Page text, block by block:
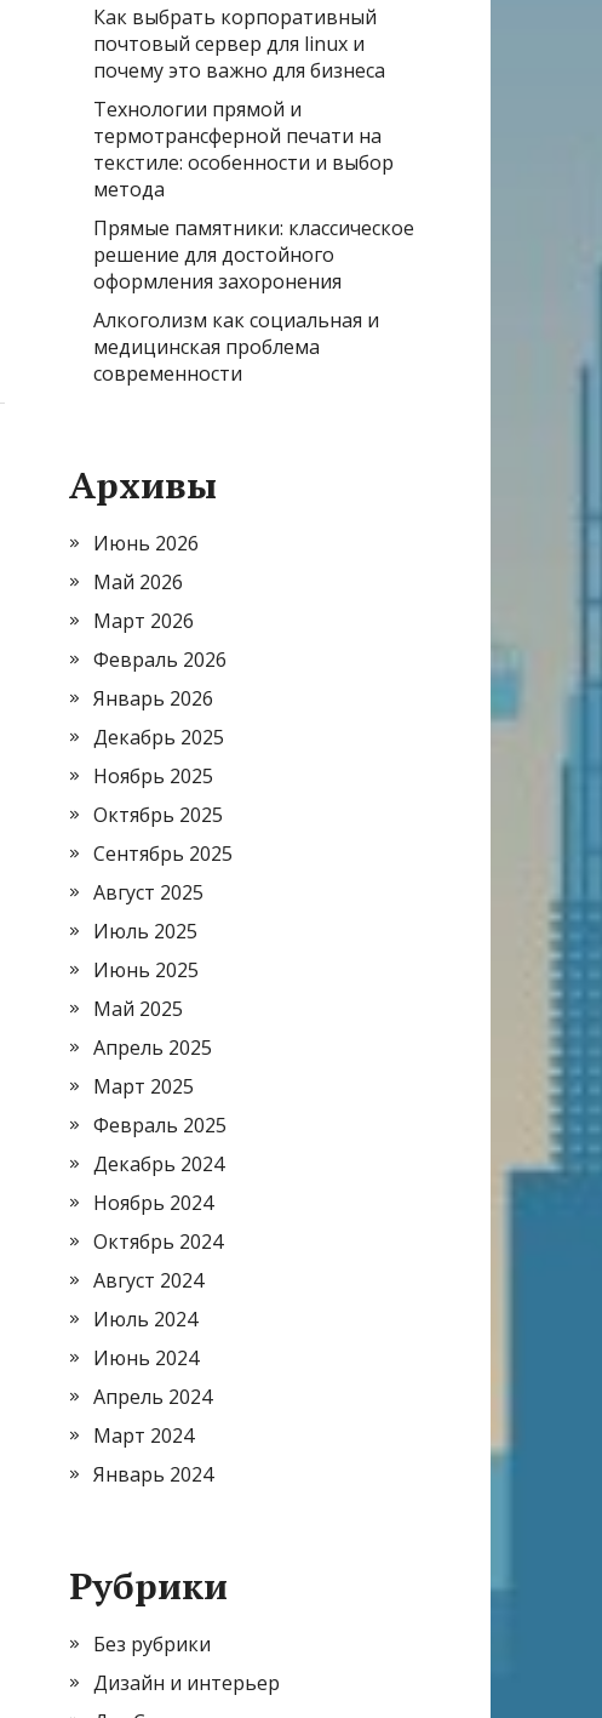
Как выбрать корпоративный
почтовый сервер для linux и
почему это важно для бизнеса
Технологии прямой и
термотрансферной печати на
текстиле: особенности и выбор
метода
Прямые памятники: классическое
решение для достойного
оформления захоронения
Алкоголизм как социальная и
медицинская проблема
современности
Архивы
Июнь 2026
Май 2026
Март 2026
Февраль 2026
Январь 2026
Декабрь 2025
Ноябрь 2025
Октябрь 2025
Сентябрь 2025
Август 2025
Июль 2025
Июнь 2025
Май 2025
Апрель 2025
Март 2025
Февраль 2025
Декабрь 2024
Ноябрь 2024
Октябрь 2024
Август 2024
Июль 2024
Июнь 2024
Апрель 2024
Март 2024
Январь 2024
Рубрики
Без рубрики
Дизайн и интерьер